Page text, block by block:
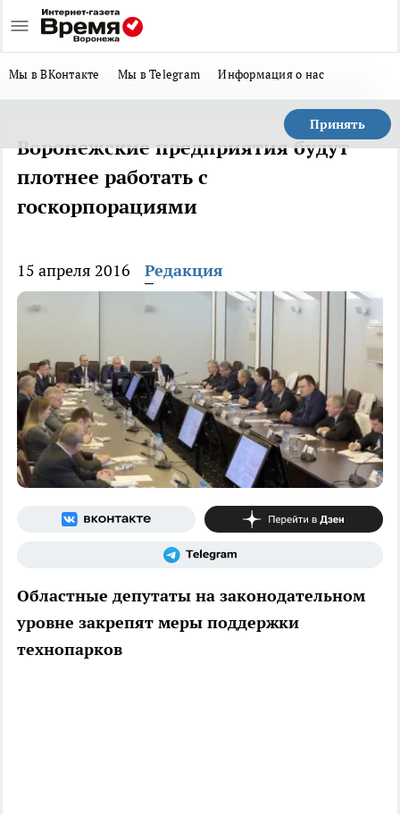
Мы в ВКонтакте Мы в Telegram Информация о нас
Принять
Воронежские предприятия будут
плотнее работать с
госкорпорациями
15 апреля 2016 Редакция
Областные депутаты на законодательном
уровне закрепят меры поддержки
технопарков